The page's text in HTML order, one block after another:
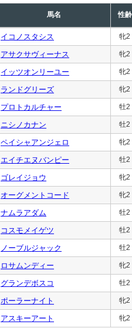
馬名 性齢
イコノスタシス 牝2
アサクサヴィーナス 牝2
イッツオンリーユー 牝2
ランドグリーズ 牝2
プロトカルチャー 牡2
ニシノカナン 牡2
ペイシャアンジェロ 牝2
エイチエヌバンピー 牡2
ゴレイジョウ 牝2
オーグメントコード 牝2
ナムラアダム 牡2
コスモメイゲツ 牡2
ノーブルジャック 牡2
ロサムンディー 牝2
グランデボスコ 牡2
ポーラーナイト 牝2
アスキーアート 牝2